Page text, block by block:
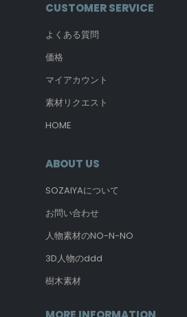
CUSTOMER SERVICE
よくある質問
価格
マイアカウント
素材リクエスト
HOME
ABOUT US
SOZAIYAについて
お問い合わせ
人物素材のNO-N-NO
3D人物のddd
樹木素材